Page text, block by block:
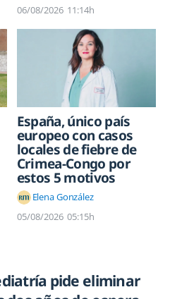
06/08/2026 11:14h
España, único país
europeo con casos
locales de fiebre de
Crimea-Congo por
estos 5 motivos
Elena González
05/08/2026 05:15h
pide eliminar